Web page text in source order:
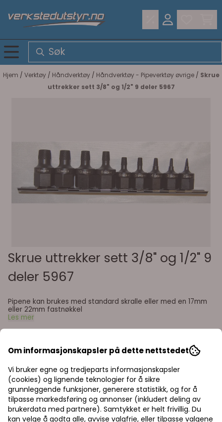
Hopp til innhold
Hjem / Verktøy / Håndverktøy / Håndverktøy - Pipeverktøy øvrige / Skrue
uttrekker sett 3/8" og 1/2" 9 deler 5967
Skrue uttrekker sett 3/8" og 1/2" 9
deler 5967
Pipene kan brukes med standard skralle eller med en 17mm
eller 22mm fastnøkkel
Les mer
Legg i handlekurv
Om informasjonskapsler på dette nettstedet
Vi bruker egne og tredjeparts informasjonskapsler
(cookies) og lignende teknologier for å sikre
grunnleggende funksjoner, generere statistikk, og for å
tilpasse markedsføring og annonser (inkludert deling av
brukerdata med partnere). Samtykket er helt frivillig. Du
kan velge å godta alle, avvise valgfrie, eller tilpasse valgene